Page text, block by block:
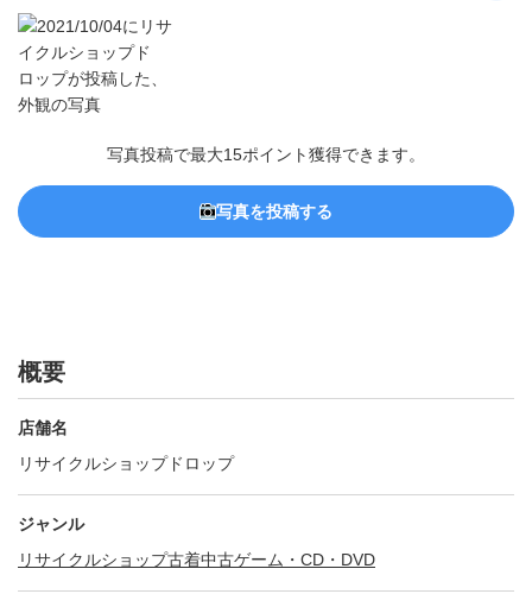
写真投稿で最大15ポイント獲得できます。
写真を投稿する
概要
店舗名
リサイクルショップドロップ
ジャンル
リサイクルショップ古着中古ゲーム・CD・DVD